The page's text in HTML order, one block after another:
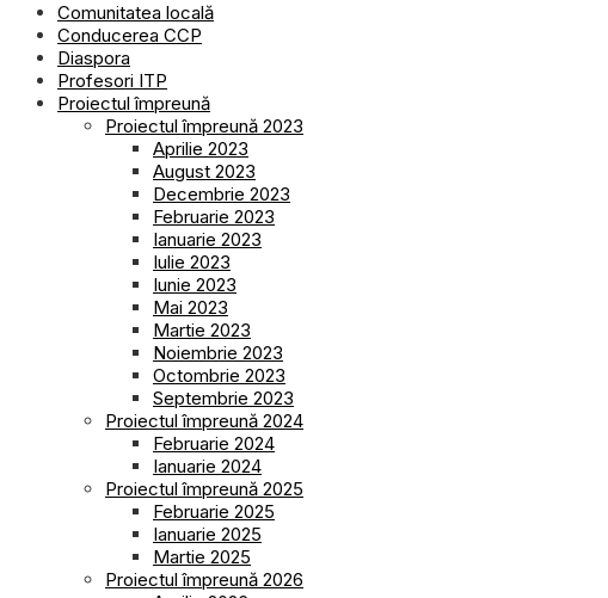
Comunitatea locală
Conducerea CCP
Diaspora
Profesori ITP
Proiectul împreună
Proiectul împreună 2023
Aprilie 2023
August 2023
Decembrie 2023
Februarie 2023
Ianuarie 2023
Iulie 2023
Iunie 2023
Mai 2023
Martie 2023
Noiembrie 2023
Octombrie 2023
Septembrie 2023
Proiectul împreună 2024
Februarie 2024
Ianuarie 2024
Proiectul împreună 2025
Februarie 2025
Ianuarie 2025
Martie 2025
Proiectul împreună 2026